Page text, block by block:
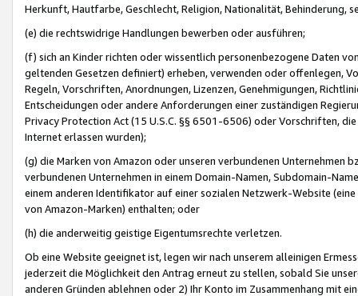
Herkunft, Hautfarbe, Geschlecht, Religion, Nationalität, Behinderung,
(e) die rechtswidrige Handlungen bewerben oder ausführen;
(f) sich an Kinder richten oder wissentlich personenbezogene Daten
geltenden Gesetzen definiert) erheben, verwenden oder offenlegen,
Regeln, Vorschriften, Anordnungen, Lizenzen, Genehmigungen,
Entscheidungen oder andere Anforderungen einer zuständigen
Privacy Protection Act (15 U.S.C. §§ 6501-6506) oder Vorschriften,
Internet erlassen wurden);
(g) die Marken von Amazon oder unseren verbundenen Unternehmen
verbundenen Unternehmen in einem Domain-Namen, Subdomain-
einem anderen Identifikator auf einer sozialen Netzwerk-Website
von Amazon-Marken) enthalten; oder
(h) die anderweitig geistige Eigentumsrechte verletzen.
Ob eine Website geeignet ist, legen wir nach unserem alleinigen
jederzeit die Möglichkeit den Antrag erneut zu stellen, sobald Sie
anderen Gründen ablehnen oder 2) Ihr Konto im Zusammenhang mit